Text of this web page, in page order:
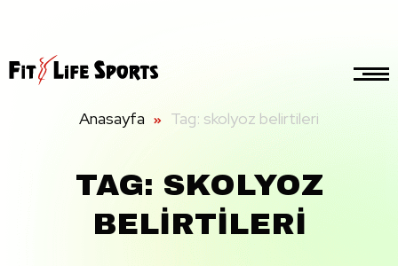
Anasayfa Tag: skolyoz belirtileri
TAG: SKOLYOZ
BELIRTILERI